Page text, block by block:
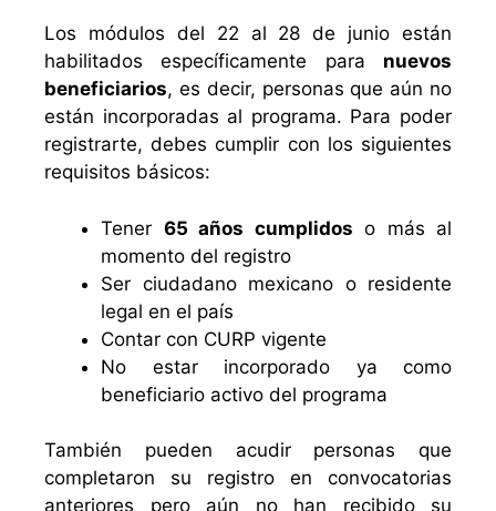
Los módulos del 22 al 28 de junio están
habilitados específicamente para nuevos
beneficiarios, es decir, personas que aún no
están incorporadas al programa. Para poder
registrarte, debes cumplir con los siguientes
requisitos básicos:
Tener 65 años cumplidos o más al
momento del registro
Ser ciudadano mexicano o residente
legal en el país
Contar con CURP vigente
No estar incorporado ya como
beneficiario activo del programa
También pueden acudir personas que
completaron su registro en convocatorias
anteriores pero aún no han recibido su